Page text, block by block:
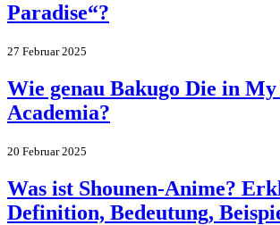
Paradise“?
27 Februar 2025
Wie genau Bakugo Die in
Academia?
20 Februar 2025
Was ist Shounen-Anime?
Definition, Bedeutung,